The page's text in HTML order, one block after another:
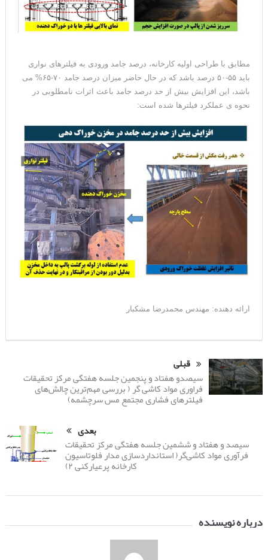
مطابق با طراحی اولیه کارخانه، درصد جامد ورودی به فیلترهای نواری
باید ۵۵-۵۰ درصد باشد که در حال حاضر میزان درصد جامد ۷۰-۶۵% می
باشد، این افزایش بیش از حد درصد جامد باعث اثرات نامطلوبی در
نحوه ی عملکرد فیلترها شده است:
ارائه دهنده: مهندس محمدرضا مشکبار
قبلی
سیصدو هفتاد و پنجمین جلسه هفتگی مرکز تحقیقات
فراوری مواد کاشی گر ( بررسی مهم‌ترین چالش‌های
فیلترهای فشاری مجتمع مس سرچشمه)
بعدی
سیصد و هفتاد و ششمین جلسه هفتگی مرکز تحقیقات
فرآوری مواد کاشی‌گر( استانداردسازی مدار فلوتاسیون
کارخانه پرعیارکنی ۲)
درباره نویسنده